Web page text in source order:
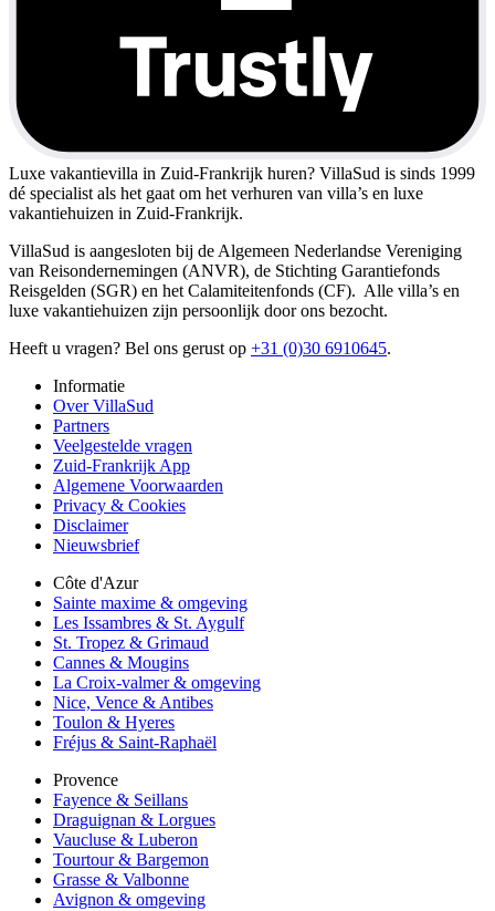
Luxe vakantievilla in Zuid-Frankrijk huren? VillaSud is sinds 1999
dé specialist als het gaat om het verhuren van villa’s en luxe
vakantiehuizen in Zuid-Frankrijk.
VillaSud is aangesloten bij de Algemeen Nederlandse Vereniging
van Reisondernemingen (ANVR), de Stichting Garantiefonds
Reisgelden (SGR) en het Calamiteitenfonds (CF). Alle villa’s en
luxe vakantiehuizen zijn persoonlijk door ons bezocht.
Heeft u vragen? Bel ons gerust op +31 (0)30 6910645.
Informatie
Over VillaSud
Partners
Veelgestelde vragen
Zuid-Frankrijk App
Algemene Voorwaarden
Privacy & Cookies
Disclaimer
Nieuwsbrief
Côte d'Azur
Sainte maxime & omgeving
Les Issambres & St. Aygulf
St. Tropez & Grimaud
Cannes & Mougins
La Croix-valmer & omgeving
Nice, Vence & Antibes
Toulon & Hyeres
Fréjus & Saint-Raphaël
Provence
Fayence & Seillans
Draguignan & Lorgues
Vaucluse & Luberon
Tourtour & Bargemon
Grasse & Valbonne
Avignon & omgeving